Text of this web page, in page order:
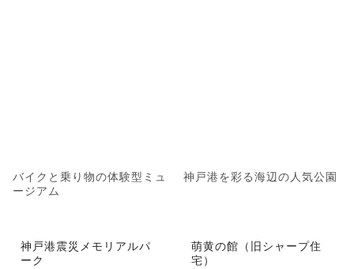
バイクと乗り物の体験型ミュ
ージアム
神戸港を彩る海辺の人気公園
神戸港震災メモリアルパ
ーク
萌黄の館（旧シャープ住
宅）